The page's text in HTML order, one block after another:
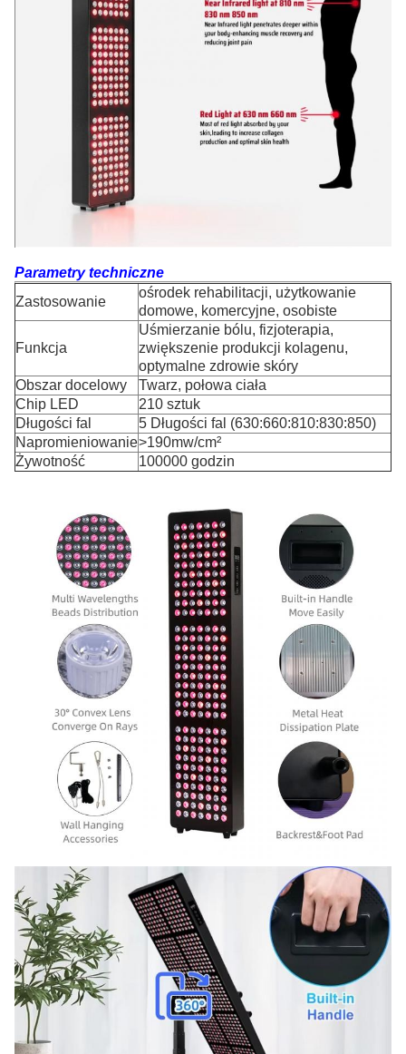
Parametry techniczne
Zastosowanie
ośrodek rehabilitacji, użytkowanie
domowe, komercyjne, osobiste
Funkcja
Uśmierzanie bólu, fizjoterapia,
zwiększenie produkcji kolagenu,
optymalne zdrowie skóry
Obszar docelowy
Twarz, połowa ciała
Chip LED
210 sztuk
Długości fal
5 Długości fal (630:660:810:830:850)
Napromieniowanie>190mw/cm²
Żywotność
100000 godzin